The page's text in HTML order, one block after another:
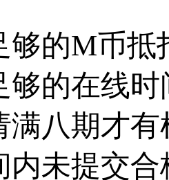
够的M币抵
够的在线
满八期才
内未提交